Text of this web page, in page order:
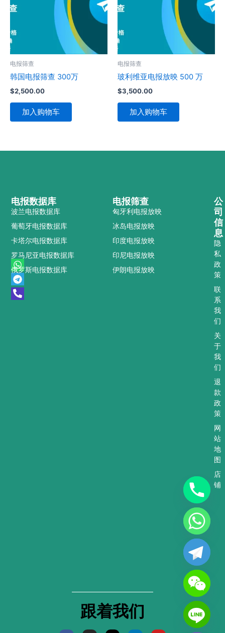
电报筛查
韩国电报筛查 300万
$2,500.00
加入购物车
电报筛查
玻利维亚电报放映 500 万
$3,500.00
加入购物车
W
h
a
t
s
T
e
l
e
g
P
h
o
n
e
电报筛查
匈牙利电报放映
冰岛电报放映
印度电报放映
印尼电报放映
伊朗电报放映
电报数据库
波兰电报数据库
葡萄牙电报数据库
卡塔尔电报数据库
罗马尼亚电报数据库
俄罗斯电报数据库
公
司
信
息
隐
私
政
策
联
系
我
们
关
于
我
们
退
款
政
策
网
站
地
图
店
铺
跟着我们